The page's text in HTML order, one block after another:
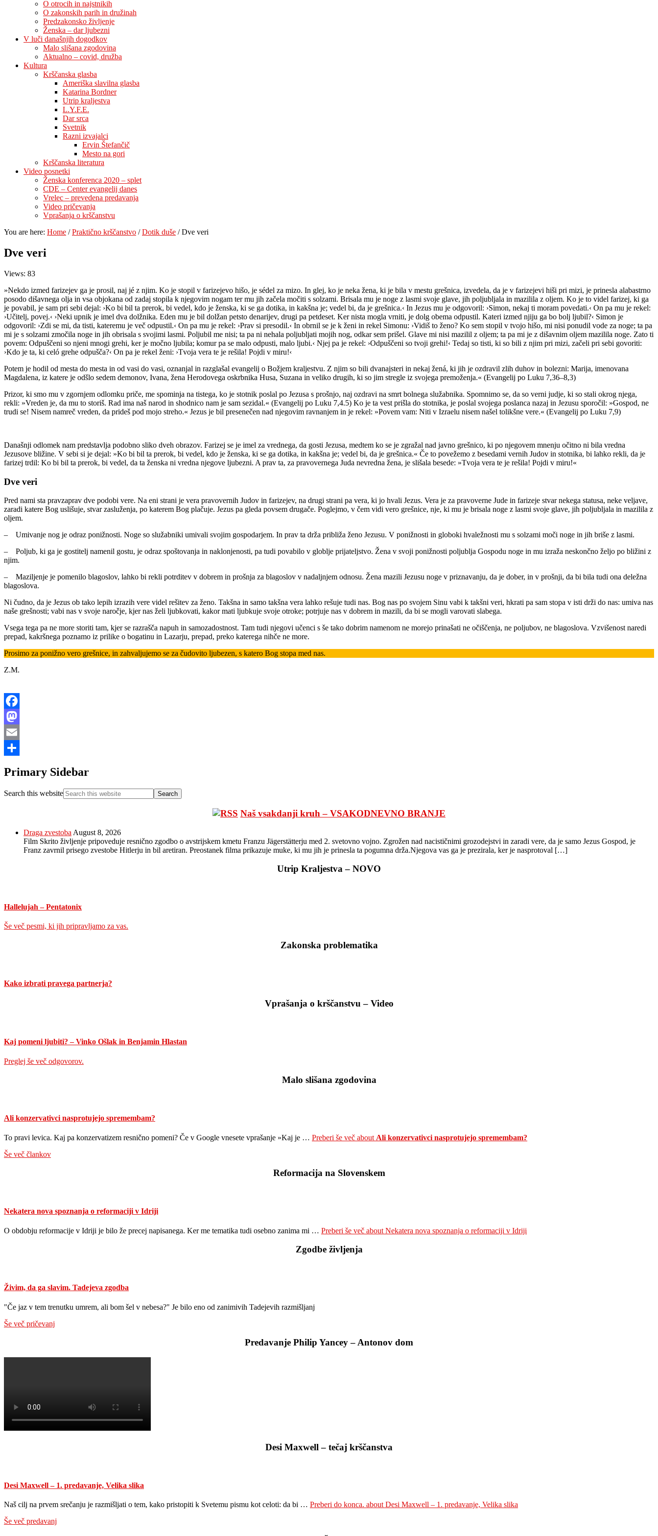
O otrocih in najstnikih
O zakonskih parih in družinah
Predzakonsko življenje
Ženska – dar ljubezni
V luči današnjih dogodkov
Malo slišana zgodovina
Aktualno – covid, družba
Kultura
Krščanska glasba
Ameriška slavilna glasba
Katarina Bordner
Utrip kraljestva
L.Y.F.E.
Dar srca
Svetnik
Razni izvajalci
Ervin Štefančič
Mesto na gori
Krščanska literatura
Video posnetki
Ženska konferenca 2020 – splet
CDE – Center evangelij danes
Vrelec – prevedena predavanja
Video pričevanja
Vprašanja o krščanstvu
You are here: Home / Praktično krščanstvo / Dotik duše /Dve veri
Dve veri
Views: 83
»Nekdo izmed farizejev ga je prosil, naj jé z njim. Ko je stopil v farizejevo hišo, je sédel za mizo. In glej, ko je neka žena, ki je bila v mestu grešnica, izvedela, da je v farizejevi hiši pri mizi, je prinesla alabastrno
posodo dišavnega olja in vsa objokana od zadaj stopila k njegovim nogam ter mu jih začela močiti s solzami. Brisala mu je noge z lasmi svoje glave, jih poljubljala in mazilila z oljem. Ko je to videl farizej, ki ga
je povabil, je sam pri sebi dejal: ›Ko bi bil ta prerok, bi vedel, kdo je ženska, ki se ga dotika, in kakšna je; vedel bi, da je grešnica.‹ In Jezus mu je odgovoril: ›Simon, nekaj ti moram povedati.‹ On pa mu je rekel:
›Učitelj, povej.‹ ›Neki upnik je imel dva dolžnika. Eden mu je bil dolžan petsto denarijev, drugi pa petdeset. Ker nista mogla vrniti, je dolg obema odpustil. Kateri izmed njiju ga bo bolj ljubil?‹ Simon je
odgovoril: ›Zdi se mi, da tisti, kateremu je več odpustil.‹ On pa mu je rekel: ›Prav si presodil.‹ In obrnil se je k ženi in rekel Simonu: ›Vidiš to ženo? Ko sem stopil v tvojo hišo, mi nisi ponudil vode za noge; ta pa
mi je s solzami zmočila noge in jih obrisala s svojimi lasmi. Poljubil me nisi; ta pa ni nehala poljubljati mojih nog, odkar sem prišel. Glave mi nisi mazilil z oljem; ta pa mi je z dišavnim oljem mazilila noge. Zato ti
povem: Odpuščeni so njeni mnogi grehi, ker je močno ljubila; komur pa se malo odpusti, malo ljubi.‹ Njej pa je rekel: ›Odpuščeni so tvoji grehi!‹ Tedaj so tisti, ki so bili z njim pri mizi, začeli pri sebi govoriti:
›Kdo je ta, ki celó grehe odpušča?‹ On pa je rekel ženi: ›Tvoja vera te je rešila! Pojdi v miru!‹
Potem je hodil od mesta do mesta in od vasi do vasi, oznanjal in razglašal evangelij o Božjem kraljestvu. Z njim so bili dvanajsteri in nekaj žená, ki jih je ozdravil zlih duhov in bolezni: Marija, imenovana
Magdalena, iz katere je odšlo sedem demonov, Ivana, žena Herodovega oskrbnika Husa, Suzana in veliko drugih, ki so jim stregle iz svojega premoženja.« (Evangelij po Luku 7,36–8,3)
Prizor, ki smo mu v zgornjem odlomku priče, me spominja na tistega, ko je stotnik poslal po Jezusa s prošnjo, naj ozdravi na smrt bolnega služabnika. Spomnimo se, da so verni judje, ki so stali okrog njega,
rekli: »Vreden je, da mu to storiš. Rad ima naš narod in shodnico nam je sam sezidal.« (Evangelij po Luku 7,4.5) Ko je ta vest prišla do stotnika, je poslal svojega poslanca nazaj in Jezusu sporočil: »Gospod, ne
trudi se! Nisem namreč vreden, da prideš pod mojo streho.« Jezus je bil presenečen nad njegovim ravnanjem in je rekel: »Povem vam: Niti v Izraelu nisem našel tolikšne vere.« (Evangelij po Luku 7,9)
Današnji odlomek nam predstavlja podobno sliko dveh obrazov. Farizej se je imel za vrednega, da gosti Jezusa, medtem ko se je zgražal nad javno grešnico, ki po njegovem mnenju očitno ni bila vredna
Jezusove bližine. V sebi si je dejal: »Ko bi bil ta prerok, bi vedel, kdo je ženska, ki se ga dotika, in kakšna je; vedel bi, da je grešnica.« Če to povežemo z besedami vernih Judov in stotnika, bi lahko rekli, da je
farizej trdil: Ko bi bil ta prerok, bi vedel, da ta ženska ni vredna njegove ljubezni. A prav ta, za pravovernega Juda nevredna žena, je slišala besede: »Tvoja vera te je rešila! Pojdi v miru!«
Dve veri
Pred nami sta pravzaprav dve podobi vere. Na eni strani je vera pravovernih Judov in farizejev, na drugi strani pa vera, ki jo hvali Jezus. Vera je za pravoverne Jude in farizeje stvar nekega statusa, neke veljave,
zaradi katere Bog uslišuje, stvar zasluženja, po katerem Bog plačuje. Jezus pa gleda povsem drugače. Poglejmo, v čem vidi vero grešnice, nje, ki mu je brisala noge z lasmi svoje glave, jih poljubljala in mazilila z
oljem.
– Umivanje nog je odraz ponižnosti. Noge so služabniki umivali svojim gospodarjem. In prav ta drža približa ženo Jezusu. V ponižnosti in globoki hvaležnosti mu s solzami moči noge in jih briše z lasmi.
– Poljub, ki ga je gostitelj namenil gostu, je odraz spoštovanja in naklonjenosti, pa tudi povabilo v globlje prijateljstvo. Žena v svoji ponižnosti poljublja Gospodu noge in mu izraža neskončno željo po bližini z
njim.
– Maziljenje je pomenilo blagoslov, lahko bi rekli potrditev v dobrem in prošnja za blagoslov v nadaljnjem odnosu. Žena mazili Jezusu noge v priznavanju, da je dober, in v prošnji, da bi bila tudi ona deležna
blagoslova.
Ni čudno, da je Jezus ob tako lepih izrazih vere videl rešitev za ženo. Takšna in samo takšna vera lahko rešuje tudi nas. Bog nas po svojem Sinu vabi k takšni veri, hkrati pa sam stopa v isti drži do nas: umiva nas
naše grešnosti; vabi nas v svoje naročje, kjer nas želi ljubkovati, kakor mati ljubkuje svoje otroke; potrjuje nas v dobrem in mazili, da bi se mogli varovati slabega.
Vsega tega pa ne more storiti tam, kjer se razrašča napuh in samozadostnost. Tam tudi njegovi učenci s še tako dobrim namenom ne morejo prinašati ne očiščenja, ne poljubov, ne blagoslova. Vzvišenost naredi
prepad, kakršnega poznamo iz prilike o bogatinu in Lazarju, prepad, preko katerega nihče ne more.
Prosimo za ponižno vero grešnice, in zahvaljujemo se za čudovito ljubezen, s katero Bog stopa med nas.
Z.M.
Facebook
Mastodon
Email
Primary Sidebar
Search this website
Naš vsakdanji kruh – VSAKODNEVNO BRANJE
Draga zvestoba August 8, 2026
Film Skrito življenje pripoveduje resnično zgodbo o avstrijskem kmetu Franzu Jägerstätterju med 2. svetovno vojno. Zgrožen nad nacističnimi grozodejstvi in ​​zaradi vere, da je samo Jezus Gospod, je
Franz zavrnil prisego zvestobe Hitlerju in bil aretiran. Preostanek filma prikazuje muke, ki mu jih je prinesla ta pogumna drža.Njegova vas ga je prezirala, ker je nasprotoval […]
Utrip Kraljestva – NOVO
Hallelujah – Pentatonix
Še več pesmi, ki jih pripravljamo za vas.
Zakonska problematika
Kako izbrati pravega partnerja?
Vprašanja o krščanstvu – Video
Kaj pomeni ljubiti? – Vinko Ošlak in Benjamin Hlastan
Preglej še več odgovorov.
Malo slišana zgodovina
Ali konzervativci nasprotujejo spremembam?
To pravi levica. Kaj pa konzervatizem resnično pomeni? Če v Google vnesete vprašanje »Kaj je … Preberi še več about Ali konzervativci nasprotujejo spremembam?
Še več člankov
Reformacija na Slovenskem
Nekatera nova spoznanja o reformaciji v Idriji
O obdobju reformacije v Idriji je bilo že precej napisanega. Ker me tematika tudi osebno zanima mi … Preberi še več about Nekatera nova spoznanja o reformaciji v Idriji
Zgodbe življenja
Živim, da ga slavim. Tadejeva zgodba
"Če jaz v tem trenutku umrem, ali bom šel v nebesa?" Je bilo eno od zanimivih Tadejevih razmišljanj
Še več pričevanj
Predavanje Philip Yancey – Antonov dom
Desi Maxwell – tečaj krščanstva
Desi Maxwell – 1. predavanje, Velika slika
Naš cilj na prvem srečanju je razmišljati o tem, kako pristopiti k Svetemu pismu kot celoti: da bi … Preberi do konca. about Desi Maxwell – 1. predavanje, Velika slika
Še več predavanj